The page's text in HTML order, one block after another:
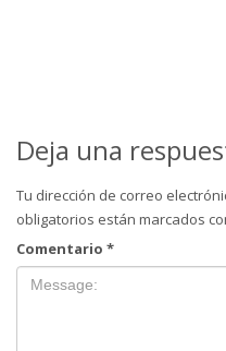
Deja una
Tu dirección de correo
obligatorios están marcados
Comentario *